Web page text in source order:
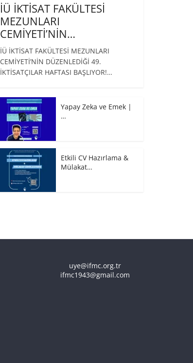
İÜ İKTİSAT FAKÜLTESİ
MEZUNLARI
CEMİYETİ’NİN…
İÜ İKTİSAT FAKÜLTESİ MEZUNLARI
CEMİYETİ’NİN DÜZENLEDİĞİ 49.
İKTİSATÇILAR HAFTASI BAŞLIYOR!…
Yapay Zeka ve Emek |
…
Etkili CV Hazırlama &
Mülakat…
uye@ifmc.org.tr
ifmc1943@gmail.com